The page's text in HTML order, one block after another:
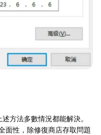
方法多數情況都能解決。
面性，除修復商店存取問題